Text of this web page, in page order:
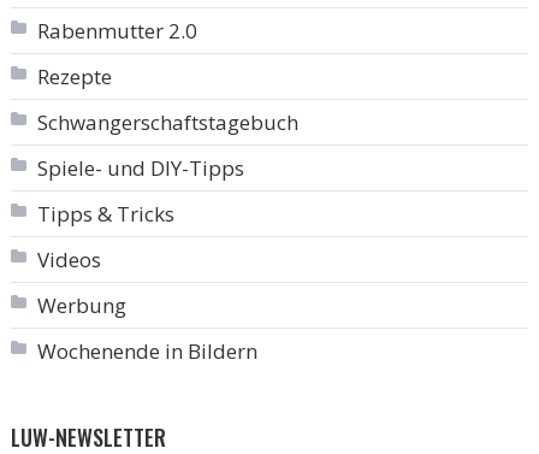
Rabenmutter 2.0
Rezepte
Schwangerschaftstagebuch
Spiele- und DIY-Tipps
Tipps & Tricks
Videos
Werbung
Wochenende in Bildern
LUW-NEWSLETTER